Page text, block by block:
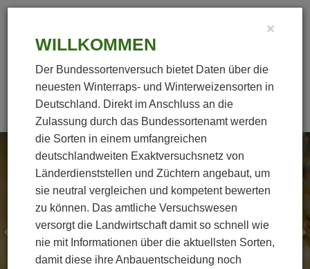
×
WILLKOMMEN
Der Bundessortenversuch bietet Daten über die
neuesten Winterraps- und Winterweizensorten in
Deutschland. Direkt im Anschluss an die
Zulassung durch das Bundessortenamt werden
die Sorten in einem umfangreichen
deutschlandweiten Exaktversuchsnetz von
Länderdienststellen und Züchtern angebaut, um
sie neutral vergleichen und kompetent bewerten
zu können. Das amtliche Versuchswesen
versorgt die Landwirtschaft damit so schnell wie
nie mit Informationen über die aktuellsten Sorten,
damit diese ihre Anbauentscheidung noch
BSV Winterweizen
Vertreter der deutschen Winterweizenzüchter haben
gemeinsam mit den Länderdienststellen und dem
2016 den Bundessortenversuch (BSV) Winterweizen
gestartet, um der Landwirtschaft frühzeitig
Informationen zum Anbau und zu den Eigenschaften
Previous